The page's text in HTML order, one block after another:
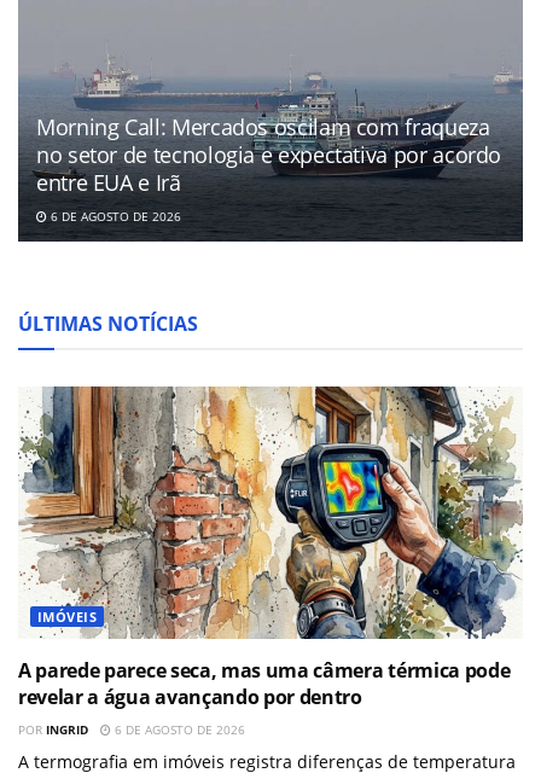
Morning Call: Mercados oscilam com fraqueza
no setor de tecnologia e expectativa por acordo
entre EUA e Irã
6 DE AGOSTO DE 2026
ÚLTIMAS NOTÍCIAS
IMÓVEIS
A parede parece seca, mas uma câmera térmica pode
revelar a água avançando por dentro
POR INGRID 6 DE AGOSTO DE 2026
A termografia em imóveis registra diferenças de temperatura